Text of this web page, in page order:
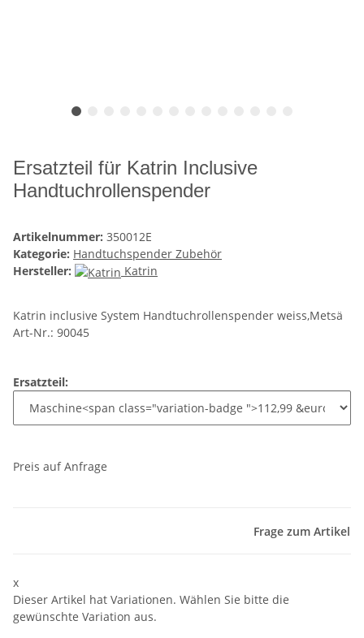
Ersatzteil für Katrin Inclusive
Handtuchrollenspender
Artikelnummer: 350012E
Kategorie: Handtuchspender Zubehör
Hersteller:
Katrin
Katrin inclusive System Handtuchrollenspender weiss,Metsä
Art-Nr.: 90045
Ersatzteil:
Preis auf Anfrage
Frage zum Artikel
x
Dieser Artikel hat Variationen. Wählen Sie bitte die
gewünschte Variation aus.